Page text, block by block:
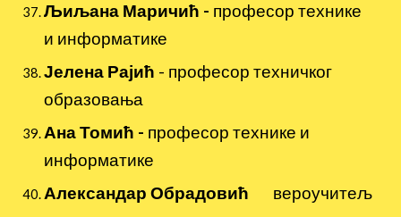
Љиљана Маричић - професор технике
и информатике
Јелена Рајић - професор техничког
образовања
Ана Томић - професор технике и
информатике
Александар Обрадовић
вероучитељ